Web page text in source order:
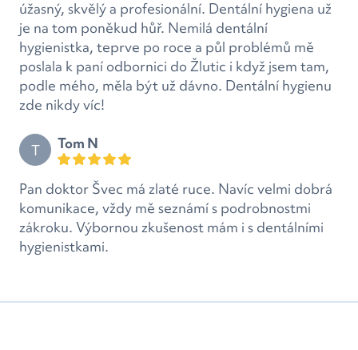
úžasný, skvělý a profesionální. Dentální hygiena už
je na tom poněkud hůř. Nemilá dentální
hygienistka, teprve po roce a půl problémů mě
poslala k paní odbornici do Žlutic i když jsem tam,
podle mého, měla být už dávno. Dentální hygienu
zde nikdy víc!
T Tom N
Pan doktor Švec má zlaté ruce. Navíc velmi dobrá
komunikace, vždy mě seznámí s podrobnostmi
zákroku. Výbornou zkušenost mám i s dentálními
hygienistkami.